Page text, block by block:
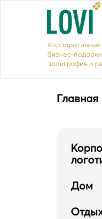
бизнес-
полиграфия и
Главная
Дом